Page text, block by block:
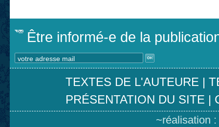
Être informé-e de la
TEXTES DE L'AUTEURE |
PRÉSENTATION DU SITE |
~réalisation